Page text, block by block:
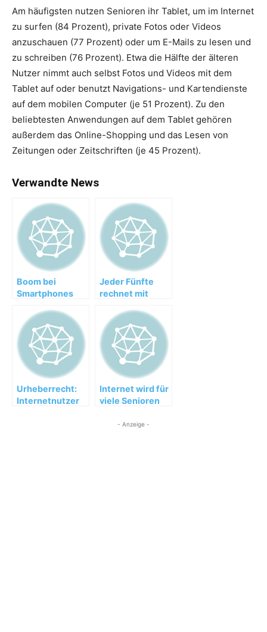
Am häufigsten nutzen Senioren ihr Tablet, um im Internet
zu surfen (84 Prozent), private Fotos oder Videos
anzuschauen (77 Prozent) oder um E-Mails zu lesen und
zu schreiben (76 Prozent). Etwa die Hälfte der älteren
Nutzer nimmt auch selbst Fotos und Videos mit dem
Tablet auf oder benutzt Navigations- und Kartendienste
auf dem mobilen Computer (je 51 Prozent). Zu den
beliebtesten Anwendungen auf dem Tablet gehören
außerdem das Online-Shopping und das Lesen von
Zeitungen oder Zeitschriften (je 45 Prozent).
Verwandte News
Boom bei
Smartphones
Unterhaltungselektronik
stabil
Jeder Fünfte
rechnet mit
deutschen
Google
Urheberrecht:
Internetnutzer
Internet wird für
viele Senioren
- Anzeige -